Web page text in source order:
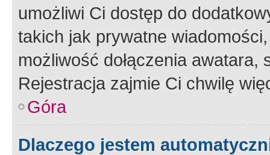
umożliwi Ci dostęp do
takich jak prywatne
możliwość dołączenia
Rejestracja zajmie Ci chwilę
Góra
Dlaczego jestem